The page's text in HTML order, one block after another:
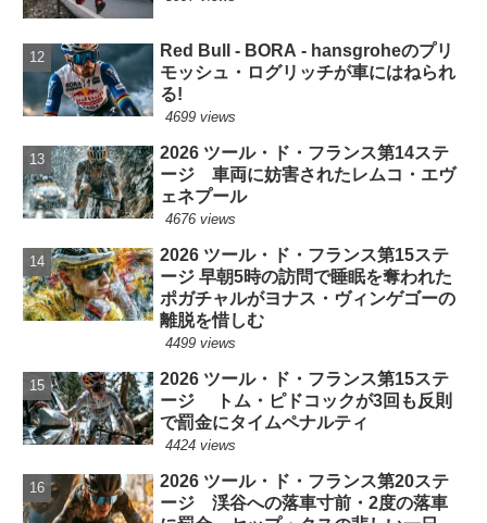
Red Bull - BORA - hansgroheのプリ
モッシュ・ログリッチが車にはねられ
る!
4699 views
2026 ツール・ド・フランス第14ステ
ージ 車両に妨害されたレムコ・エヴ
ェネプール
4676 views
2026 ツール・ド・フランス第15ステ
ージ 早朝5時の訪問で睡眠を奪われた
ポガチャルがヨナス・ヴィンゲゴーの
離脱を惜しむ
4499 views
2026 ツール・ド・フランス第15ステ
ージ トム・ピドコックが3回も反則
で罰金にタイムペナルティ
4424 views
2026 ツール・ド・フランス第20ステ
ージ 渓谷への落車寸前・2度の落車